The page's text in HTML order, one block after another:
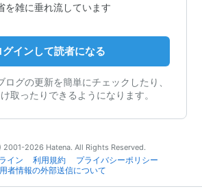
を雑に垂れ流しています
グインして読者になる
ログの更新を簡単にチェックしたり、
取ったりできるようになります。
2026 Hatena. All Rights Reserved.
イン 利用規約
プライバシーポリシー
者情報の外部送信について